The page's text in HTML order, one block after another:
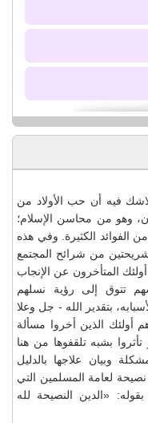
فيه أن حب الأولاد من
وهو من محاسن الإسلام؛
الفوائد الكثيرة. وفي هذه
من شرائح المجتمع
المتأخرون عن الإنجاب
تتوق إلى رؤية نسلهم
بتقدير الله - جل وعلا
أولئك الذين أخروا مسألة
بشبه تلقفوها من هنا
وبيان علاجها بالدليل
لعامة المسلمين التي
«الدين النصيحة لله